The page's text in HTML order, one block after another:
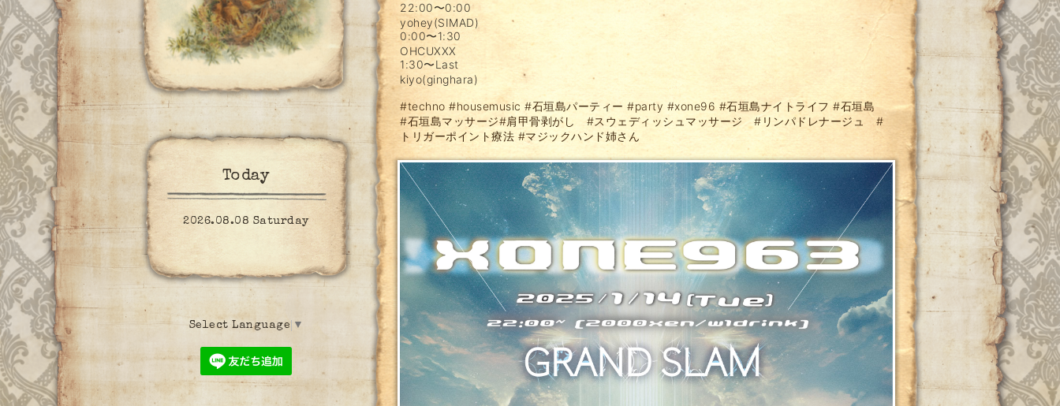
22:00〜0:00
yohey(SIMAD)
0:00〜1:30
OHCUXXX
1:30〜Last
kiyo(ginghara)
#techno #housemusic #石垣島パーティー #party #xone96 #石垣島ナイトライフ #石垣島
#石垣島マッサージ#肩甲骨剥がし #スウェディッシュマッサージ #リンパドレナージュ
#
トリガーポイント療法 #マジックハンド姉さん
Today
2026.08.08 Saturday
Select Language ▼